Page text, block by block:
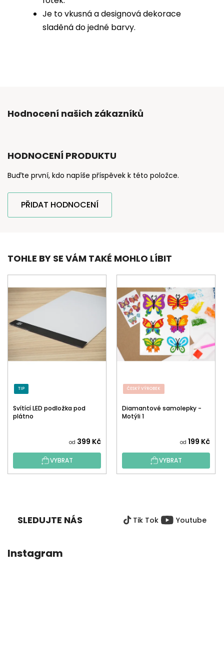
Je to vkusná a designová dekorace
sladěná do jedné barvy.
Hodnocení našich zákazníků
HODNOCENÍ PRODUKTU
Buďte první, kdo napíše příspěvek k této položce.
PŘIDAT HODNOCENÍ
TOHLE BY SE VÁM TAKÉ MOHLO LÍBIT
TIP
Svítící LED podložka pod
plátno
od 399 Kč
VYBRAT
ČESKÝ VÝROBEK
Diamantové samolepky -
Motýli 1
od 199 Kč
VYBRAT
SLEDUJTE NÁS Tik Tok Youtube
Instagram